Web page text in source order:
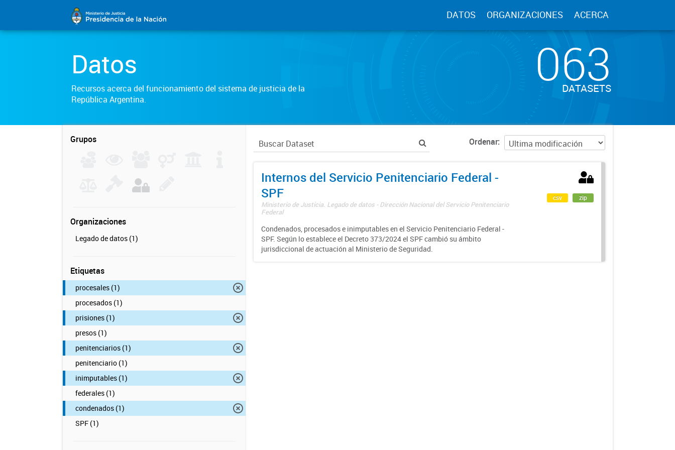
DATOS ORGANIZACIONES ACERCA
Datos
Recursos acerca del funcionamiento del sistema de justicia de la
República Argentina.
063
DATASETS
Grupos
Organizaciones
Legado de datos (1)
Etiquetas
procesales (1)
procesados (1)
prisiones (1)
presos (1)
penitenciarios (1)
penitenciario (1)
inimputables (1)
federales (1)
condenados (1)
SPF (1)
Ordenar
Internos del Servicio Penitenciario Federal -
SPF
Ministerio de Justicia. Legado de datos - Dirección Nacional del Servicio Penitenciario
Federal
Condenados, procesados e inimputables en el Servicio Penitenciario Federal -
SPF. Según lo establece el Decreto 373/2024 el SPF cambió su ámbito
jurisdiccional de actuación al Ministerio de Seguridad.
csv zip